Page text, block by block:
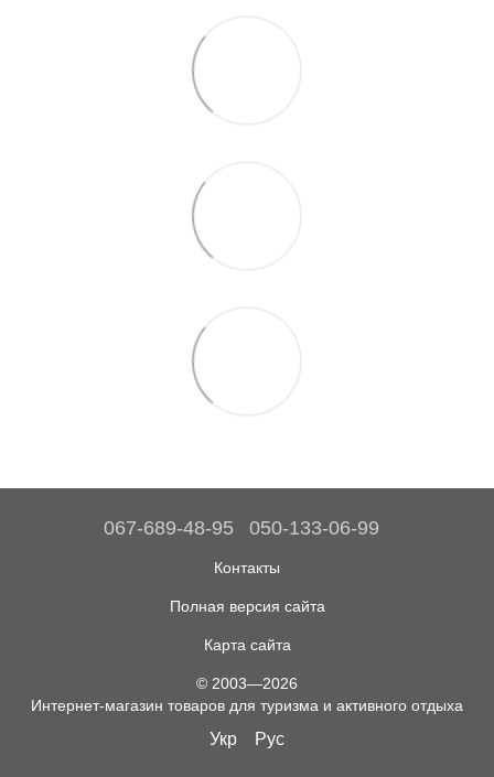
067-689-48-95 050-133-06-99
Контакты
Полная версия сайта
Карта сайта
© 2003—2026
Интернет-магазин товаров для туризма и активного отдыха
Укр Рус